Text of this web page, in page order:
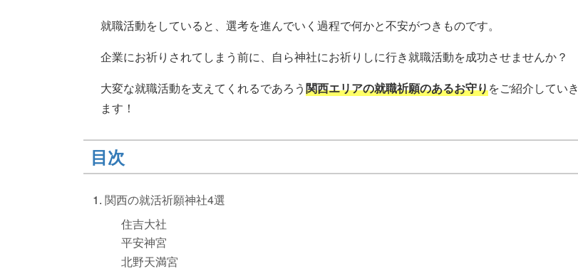
就職活動をしていると、選考を進んでいく過程で何かと不安がつきものです。
企業にお祈りされてしまう前に、自ら神社にお祈りしに行き就職活動を成功させませんか？
大変な就職活動を支えてくれるであろう関西エリアの就職祈願のあるお守りをご紹介していき
ます！
目次
関西の就活祈願神社4選
住吉大社
平安神宮
北野天満宮